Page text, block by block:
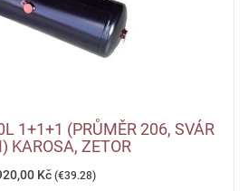
1+1+1 (PRŮMĚR 206, SVÁR
KAROSA, ZETOR
Kč (€39.28)